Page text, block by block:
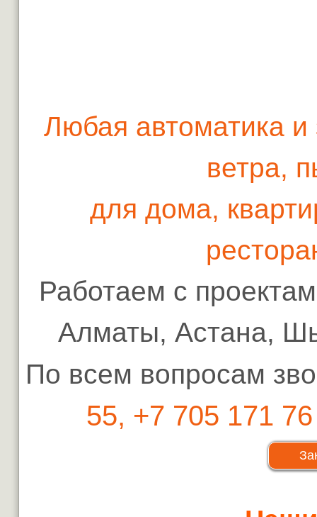
Любая автоматика
ветра,
для дома,
Работаем с
Алматы, Астана,
По всем вопросам
55, +7 705 171